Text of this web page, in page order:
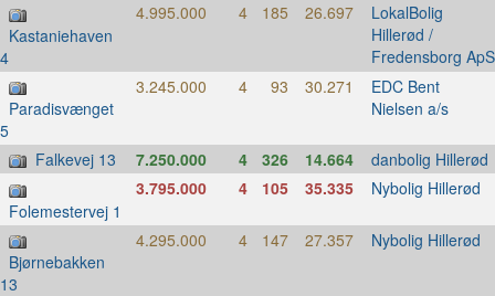
Kastaniehaven
4
4.995.000 4 185 26.697 LokalBolig
Hillerød /
Fredensborg ApS
Paradisvænget
5
3.245.000 4 93 30.271 EDC Bent
Nielsen a/s
Falkevej 13 7.250.000 4 326 14.664 danbolig Hillerød
Folemestervej 1
3.795.000 4 105 35.335 Nybolig Hillerød
Bjørnebakken
13
4.295.000 4 147 27.357 Nybolig Hillerød